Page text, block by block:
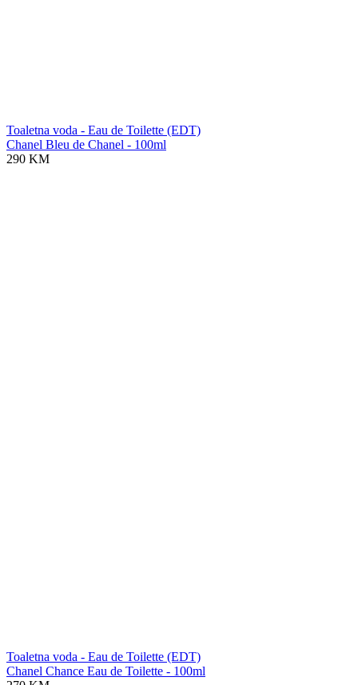
Toaletna voda - Eau de Toilette (EDT)
Chanel Bleu de Chanel - 100ml
290 KM
Toaletna voda - Eau de Toilette (EDT)
Chanel Chance Eau de Toilette - 100ml